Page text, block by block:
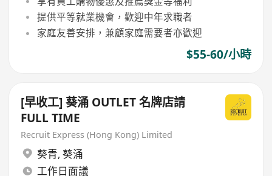
提供平等就業機會，歡迎中年求職者
家庭友善安排，兼顧家庭需要者亦歡迎
$55-60/小時
[早收工] 葵涌 OUTLET 名牌店請
FULL TIME
Recruit Express (Hong Kong) Limited
葵青, 葵涌
工作日面議